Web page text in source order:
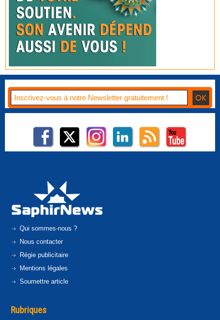
Qui sommes-nous ?
Nous contacter
Régie publicitaire
Mentions légales
Soumettre article
Rubriques